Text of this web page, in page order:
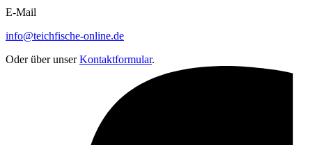
E-Mail
info@teichfische-online.de
Oder über unserKontaktformular.